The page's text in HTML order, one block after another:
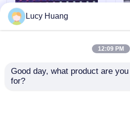
IP67 Waterdichte P50
Lucy Huang
12:09 PM
Good day, what product are
for?